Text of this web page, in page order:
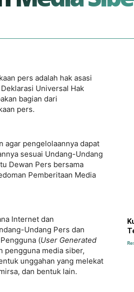
pers adalah hak asasi
Universal Hak
bagian dari
pers.
agar pengelolaannya dapat
sesuai Undang-Undang
Dewan Pers bersama
Pemberitaan Media
Internet dan
Undang Pers dan
(User Generated
pengguna media siber,
unggahan yang melekat
dan bentuk lain.